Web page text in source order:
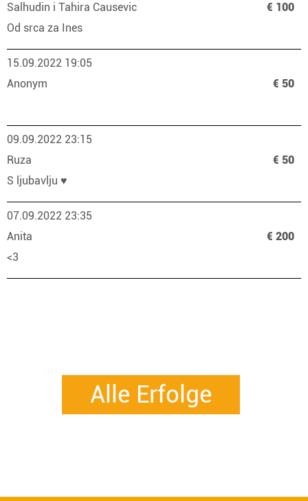
Salhudin i Tahira Causevic
€ 100
Od srca za Ines
15.09.2022 19:05
Anonym
€ 50
09.09.2022 23:15
Ruza
€ 50
S ljubavlju ♥️
07.09.2022 23:35
Anita
€ 200
<3
Alle Erfolge